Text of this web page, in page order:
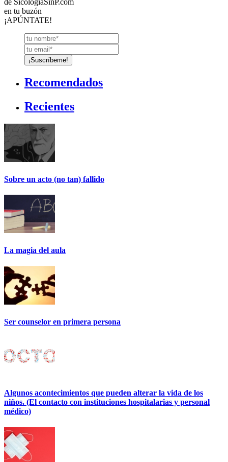
en tu buzón
¡APÚNTATE!
Recomendados
Recientes
Sobre un acto (no tan) fallido
La magia del aula
Ser counselor en primera persona
Algunos acontecimientos que pueden alterar la vida de los
niños. (El contacto con instituciones hospitalarias y personal
médico)